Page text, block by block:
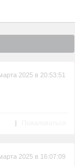
2025 в 20:53:51
|
2025 в 16:07:09